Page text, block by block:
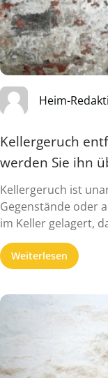
Heim-
Kellergeruch
werden Sie ihn
Kellergeruch ist
Gegenstände oder
im Keller gelagert,
Weiterlesen